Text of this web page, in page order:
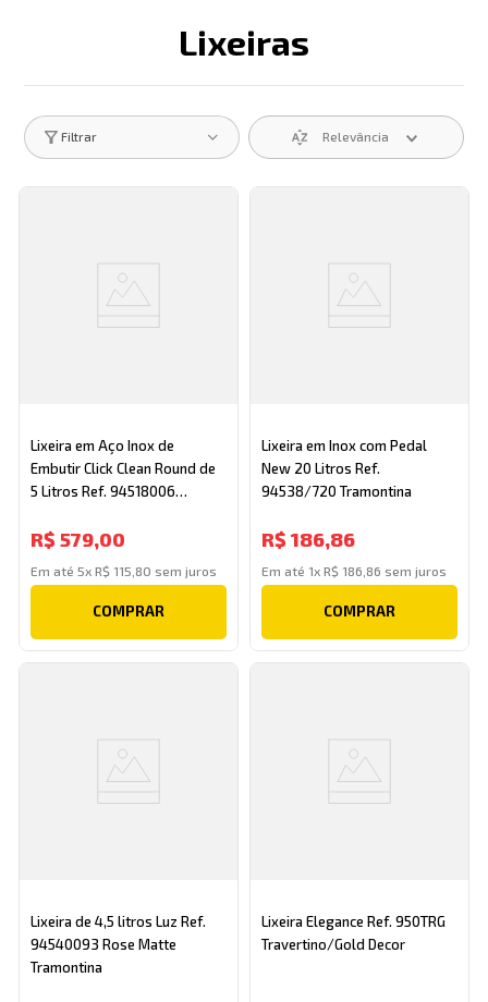
Lixeiras
Descrição search
Filtrar Relevância
Lixeira em Aço Inox de
Embutir Click Clean Round de
5 Litros Ref. 94518006
R$ 579,00
Em até5xR$ 115 80 sem juros
COMPRAR
Lixeira em Inox com Pedal
New 20 Litros Ref.
94538/720 Tramontina
R$ 186,86
Em até 1x R$ 186 86 sem juros
COMPRAR
Lixeira de 4,5 litros Luz Ref.
94540093 Rose Matte
Tramontina
Lixeira Elegance Ref. 950TRG
Travertino/Gold Decor